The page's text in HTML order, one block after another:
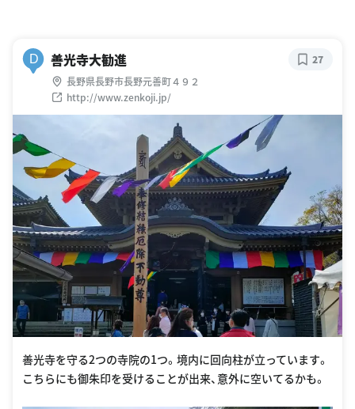
D 善光寺大勧進
長野県長野市長野元善町４９２
http://www.zenkoji.jp/
27
善光寺を守る2つの寺院の1つ。境内に回向柱が立っています。
こちらにも御朱印を受けることが出来、意外に空いてるかも。